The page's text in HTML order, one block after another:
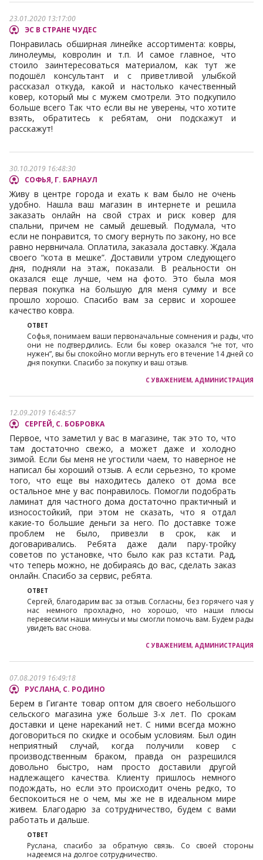
23.01.2020 13:17:00
ЭС В СТРАНЕ ЧУДЕС
Понравилась обширная линейке ассортимента: ковры,
линолеумы, ковролин и т.п. И самое главное, что
стоило заинтересоваться материалом, как тут же
подошёл консультант и с приветливой улыбкой
рассказал откуда, какой и настолько качественный
ковер, который мы с мужем смотрели. Это подкупило
больше всего Так что если вы не уверены, что хотите
взять, обратитесь к ребятам, они подскажут и
расскажут!
30.10.2019 16:48:30
СОФЬЯ, Г. БАРНАУЛ
Живу в центре города и ехать к вам было не очень
удобно. Нашла ваш магазин в интернете и решила
заказать онлайн на свой страх и риск ковер для
спальни, причем не самый дешевый. Подумала, что
если не понравится, то смогу вернуть по закону, но все
равно нервничала. Оплатила, заказала доставку. Ждала
своего “кота в мешке”. Доставили утром следующего
дня, подняли на этаж, показали. В реальности он
оказался еще лучше, чем на фото. Это была моя
первая покупка на большую для меня сумму и все
прошло хорошо. Спасибо вам за сервис и хорошее
качество ковра.
Софья, понимаем ваши первоначальные сомнения и рады, что
они не подтвердились. Если бы ковер оказался “не тот, что
нужен”, вы бы спокойно могли вернуть его в течение 14 дней со
дня покупки. Спасибо за покупку и ваш отзыв.
12.09.2019 16:48:57
СЕРГЕЙ, С. БОБРОВКА
Первое, что заметил у вас в магазине, так это то, что
там достаточно свежо, а может даже и холодно
зимой. Если бы меня не угостили чаем, то наверное не
написал бы хороший отзыв. А если серьезно, то кроме
того, что еще вы находитесь далеко от дома все
остальное мне у вас понравилось. Помогли подобрать
ламинат для частного дома достаточно практичный и
износостойкий, при этом не сказать, что я отдал
какие-то большие деньги за него. По доставке тоже
проблем не было, привезли в срок, как и
договаривались. Ребята даже дали пару-тройку
советов по установке, что было как раз кстати. Рад,
что теперь можно, не добираясь до вас, сделать заказ
онлайн. Спасибо за сервис, ребята.
Сергей, благодарим вас за отзыв. Согласны, без горячего чая у
нас немного прохладно, но хорошо, что наши плюсы
перевесили наши минусы и мы смогли помочь вам. Будем рады
увидеть вас снова.
07.08.2019 16:49:18
РУСЛАНА, С. РОДИНО
Берем в Гиганте товар оптом для своего небольшого
сельского магазина уже больше 3-х лет. По срокам
доставки и цене нареканий нет. С ними всегда можно
договориться по скидке и особым условиям. Был один
неприятный случай, когда получили ковер с
производственным браком, правда он разрешился
довольно быстро, нам просто доставили другой
надлежащего качества. Клиенту пришлось немного
подождать, но если это происходит очень редко, то
беспокоиться не о чем, мы же не в идеальном мире
живем. Благодарю за сотрудничество, будем с вами
работать и дальше.
Руслана, спасибо за обратную связь. Со своей стороны
надеемся на долгое сотрудничество.